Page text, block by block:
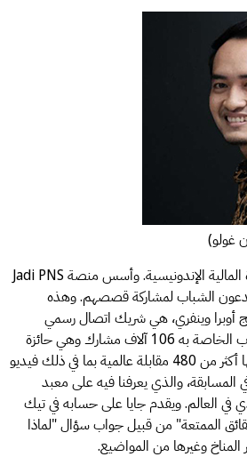
غولو)
جايا مسؤول حكومي في وزارة المالية الإندونيسية. وأسس منصة Jadi PNS
الشباب لمشاركة قصصهم. وهذه
أوبرا وينفري، هي شريك اتصال رسمي
لليونسكو. وتضم قناة اليوتيوب الخاصة به 106 آلاف مشارك وهي حائزة
على عدة جوائز، وقد نشر فيها أكثر من 480 مقابلة عالمية بما في ذلك فيديو
المسابقة، والذي يعرفنا فيه على معبد
في العالم. ويقدم جايا على حسابه في تيك
الممتعة" من قبيل جواب سؤال "لماذا
المناخ وغيرها من المواضيع.